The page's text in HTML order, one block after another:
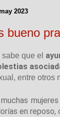
2023
bueno
sabe que el
entre otros
muchas
en reposo,